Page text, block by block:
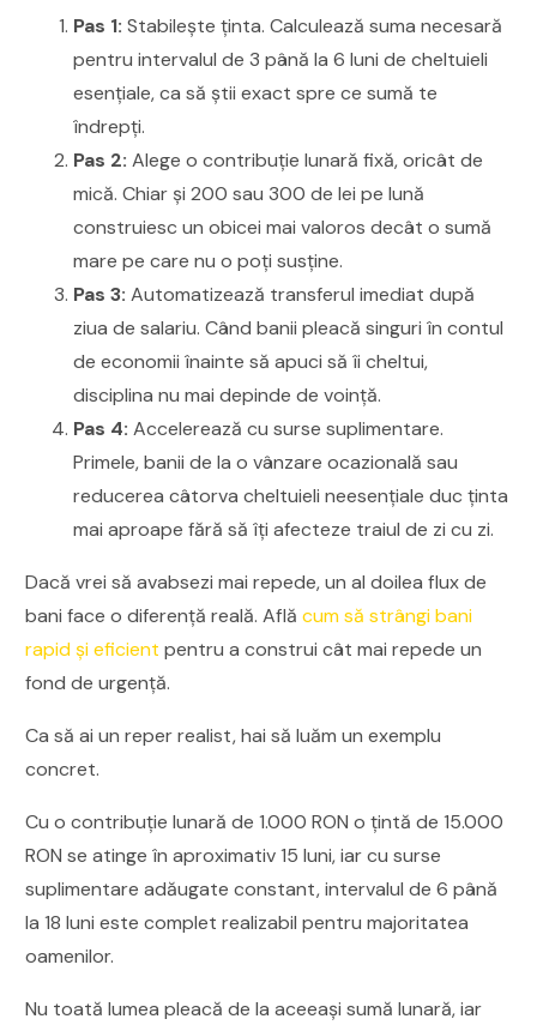
Pas 1: Stabilește ținta. Calculează suma necesară
pentru intervalul de 3 până la 6 luni de cheltuieli
esențiale, ca să știi exact spre ce sumă te
îndrepți.
Pas 2: Alege o contribuție lunară fixă, oricât de
mică. Chiar și 200 sau 300 de lei pe lună
construiesc un obicei mai valoros decât o sumă
mare pe care nu o poți susține.
Pas 3: Automatizează transferul imediat după
ziua de salariu. Când banii pleacă singuri în contul
de economii înainte să apuci să îi cheltui,
disciplina nu mai depinde de voință.
Pas 4: Accelerează cu surse suplimentare.
Primele, banii de la o vânzare ocazională sau
reducerea câtorva cheltuieli neesențiale duc ținta
mai aproape fără să îți afecteze traiul de zi cu zi.
Dacă vrei să avabsezi mai repede, un al doilea flux de
bani face o diferență reală. Aflăcum să strângi bani
rapid și eficientpentru a construi cât mai repede un
fond de urgență.
Ca să ai un reper realist, hai să luăm un exemplu
concret.
Cu o contribuție lunară de 1.000 RON o țintă de 15.000
RON se atinge în aproximativ 15 luni, iar cu surse
suplimentare adăugate constant, intervalul de 6 până
la 18 luni este complet realizabil pentru majoritatea
oamenilor.
Nu toată lumea pleacă de la aceeași sumă lunară, iar